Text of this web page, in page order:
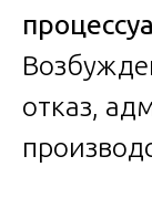
отказ,